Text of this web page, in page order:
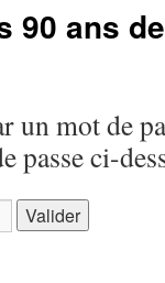
90 ans
un mot de
passe ci-